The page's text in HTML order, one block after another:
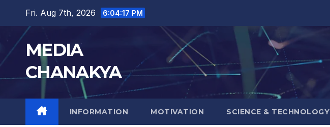
Fri. Aug 7th, 2026 6:04:18 PM
MEDIA
CHANAKYA
INFORMATION MOTIVATION SCIENCE & TECHNOLOGY